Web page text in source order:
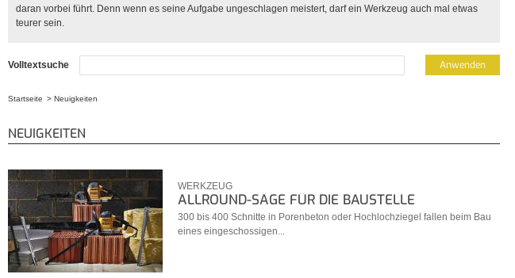
daran vorbei führt. Denn wenn es seine Aufgabe ungeschlagen meistert, darf ein Werkzeug auch mal etwas
teurer sein.
Volltextsuche
Startseite Neuigkeiten
NEUIGKEITEN
WERKZEUG
ALLROUND-SÄGE FÜR DIE BAUSTELLE
300 bis 400 Schnitte in Porenbeton oder Hochlochziegel fallen beim Bau
eines eingeschossigen...